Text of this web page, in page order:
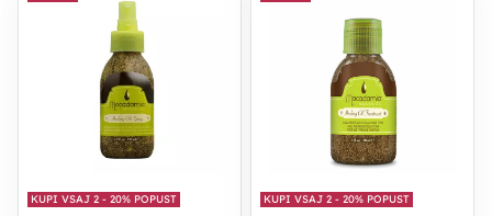
KUPI VSAJ 2 - 20% POPUST KUPI VSAJ 2 - 20% POPUST